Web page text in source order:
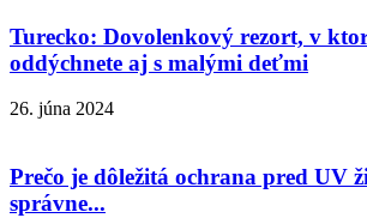
Turecko: Dovolenkový rezort, v
oddýchnete aj s malými deťmi
26. júna 2024
Prečo je dôležitá ochrana pred UV
správne...